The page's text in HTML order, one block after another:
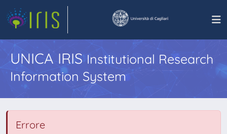
UNICA IRISInstitutional Research
Information System
Errore